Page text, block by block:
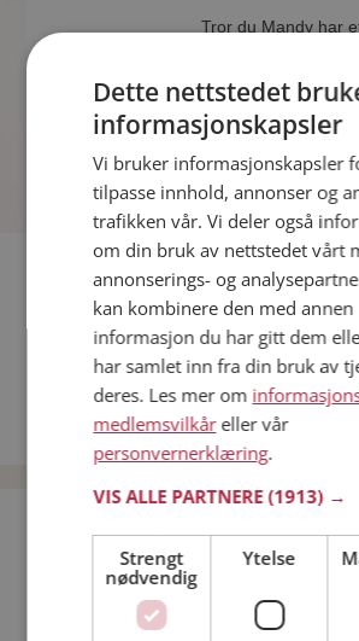
Tror du Mandy har
spennende bilder på
Fler single
Flere singlekvinner fra Nore og Uvdal:
Menn fra Nore og Uvdal
Date kvinner i Norge
Date menn i Norge
Bli medlem
Jeg er en: Mann
Dette nettstedet
informasjonskapsler
Vi bruker informasjonskapsler
tilpasse innhold, annonser og
trafikken vår. Vi deler også
om din bruk av nettstedet vårt
annonserings- og
kan kombinere den med annen
informasjon du har gitt dem
har samlet inn fra din bruk av
deres. Les mer om
medlemsvilkåreller vår
personvernerklæring.
VIS ALLE PARTNERE(1913) →
Strengt
nødvendig
Ytelse